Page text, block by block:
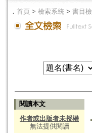
． 首頁 > 檢索系統 > 書目
閱讀本文
作者或出版者未授權
無法提供閱讀